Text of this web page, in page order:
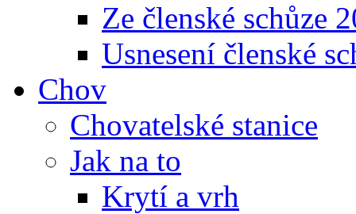
Ze členské schůze
Usnesení členské
Chov
Chovatelské stanice
Jak na to
Krytí a vrh